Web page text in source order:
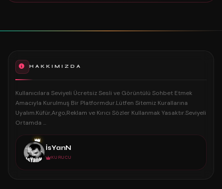
HAKKIMIZDA
Kullanıcılara Seviyeli Ücretsiz Sesli ve Görüntülü Sohbet Etmek
Amacıyla Kurulmuş Bir Platformdur.Lütfen Sitemiz Kurallarına
Uyalım.Küfür,Argo,Reklam ve Kırıcı Sözler Kullanmak Yasaktır.Seviyeli
Ortamda ...
👑
İsYanN
KURUCU